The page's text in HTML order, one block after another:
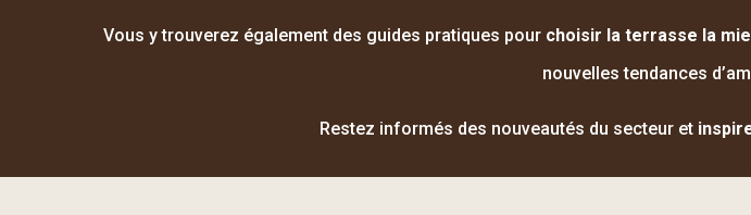
Vous y trouverez également des guides pratiques pour choisir la terrasse la
nouvelles tendances
Restez informés des nouveautés du secteur et